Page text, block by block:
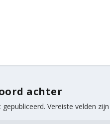
achter
Vereiste velden